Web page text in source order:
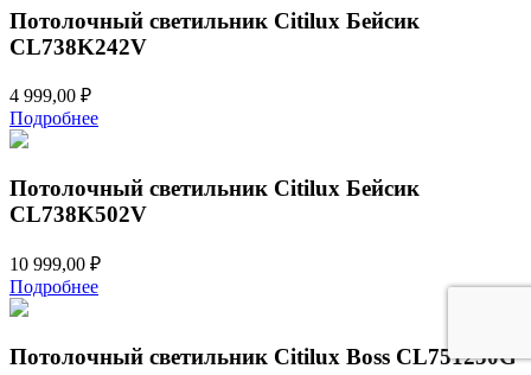
Потолочный светильник Citilux Бейсик
CL738K242V
4 999,00 ₽
Подробнее
Потолочный светильник Citilux Бейсик
CL738K502V
10 999,00 ₽
Подробнее
Потолочный светильник Citilux Boss CL751250G